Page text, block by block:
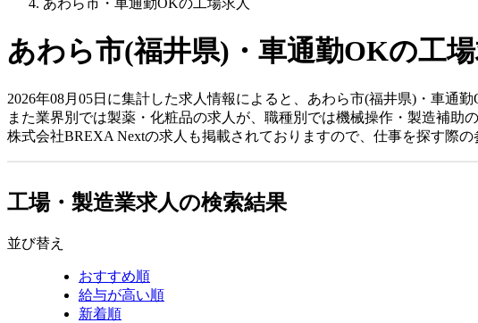
あわら市(福井県)・車通勤OKの工
2026年08月05日に集計した求人情報によると、あわら市(福井県)・車通
また業界別では製薬・化粧品の求人が、職種別では機械操作・製造補助
株式会社BREXA Nextの求人も掲載されておりますので、仕事を探す際の
工場・製造業求人の検索結果
並び替え
おすすめ順
給与が高い順
新着順